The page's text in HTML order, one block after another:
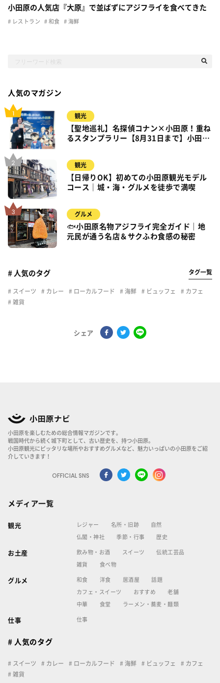
小田原の人気店『大原』で並ばずにアジフライを食べてきた
レストラン 和食 海鮮
人気のマガジン
観光
【聖地巡礼】名探偵コナン×小田原！重ね
るスタンプラリー【8月31日まで】小田
観光
【日帰りOK】初めての小田原観光モデル
コース｜城・海・グルメを徒歩で満喫
グルメ
🐟小田原名物アジフライ完全ガイド｜地
元民が通う名店＆サクふわ食感の秘密
# 人気のタグ タグ一覧
スイーツ カレー ローカルフード 海鮮 ビュッフェ
カフェ
雑貨
シェア
小田原を楽しむための総合情報マガジンです。
戦国時代から続く城下町として、古い歴史を、持つ小田原。
小田原観光にピッタリな場所やおすすめグルメなど、魅力いっぱいの小田原をご紹
介していきます！
OFFICIAL SNS
メディア一覧
観光 レジャー 名所・旧跡 自然
仏閣・神社 季節・行事 歴史
お土産 飲み物・お酒 スイーツ 伝統工芸品
雑貨 食べ物
グルメ 和食 洋食 居酒屋 話題
カフェ・スイーツ おすすめ 老舗
中華 食堂 ラーメン・蕎麦・麺類
仕事 仕事
# 人気のタグ
スイーツ カレー ローカルフード 海鮮 ビュッフェ
カフェ
雑貨